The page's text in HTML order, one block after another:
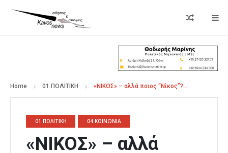
Home 01.ΠΟΛΙΤΙΚΗ «ΝΙΚΟΣ» – αλλά ποιος “Νίκος”?…
01.ΠΟΛΙΤΙΚΗ 04.ΚΟΙΝΩΝΙΑ
«ΝΙΚΟΣ» – αλλά